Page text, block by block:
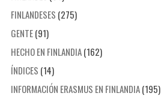
FINLANDESES (275)
GENTE(91)
HECHO EN FINLANDIA(162)
ÍNDICES (14)
INFORMACIÓN ERASMUS EN FINLANDIA(195)